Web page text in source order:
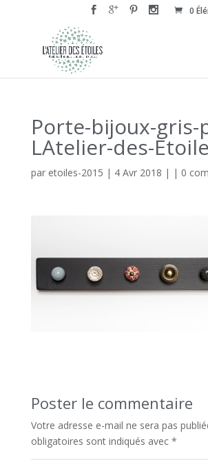
0
Porte-bijoux-gris-
LAtelier-des-
par etoiles-2015 | 4 Avr 2018 | | 0
Poster le commentaire
Votre adresse e-mail ne sera pas
obligatoires sont indiqués avec *